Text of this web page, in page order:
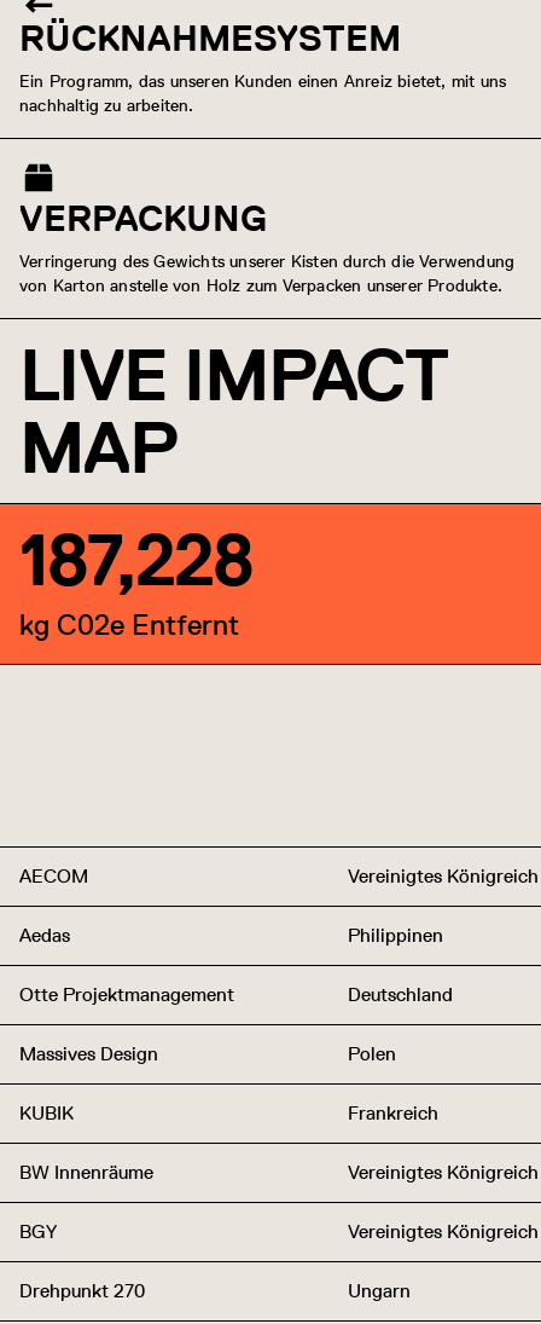
RÜCKNAHMESYSTEM
Ein Programm, das unseren Kunden einen Anreiz bietet, mit uns
nachhaltig zu arbeiten.
VERPACKUNG
Verringerung des Gewichts unserer Kisten durch die Verwendung
von Karton anstelle von Holz zum Verpacken unserer Produkte.
LIVE IMPACT
MAP
187,228
kg C02e Entfernt
AECOM Vereinigtes Königreich
Aedas Philippinen
Otte Projektmanagement Deutschland
Massives Design Polen
KUBIK Frankreich
BW Innenräume Vereinigtes Königreich
BGY Vereinigtes Königreich
Drehpunkt 270 Ungarn